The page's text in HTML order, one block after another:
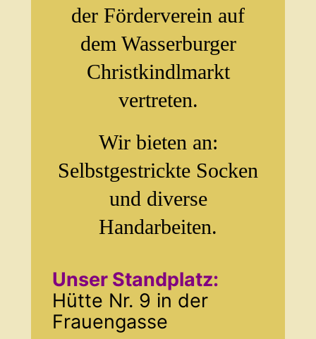
der Förderverein auf
dem Wasserburger
Christkindlmarkt
vertreten.
Wir bieten an:
Selbstgestrickte Socken
und diverse
Handarbeiten.
Unser Standplatz:
Hütte Nr. 9 in der
Frauengasse